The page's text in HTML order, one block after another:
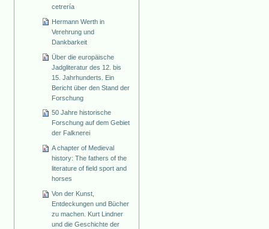
cetrería
Hermann Werth in
Verehrung und
Dankbarkeit
Über die europäische
Jadgliteratur des 12. bis
15. Jahrhunderts. Ein
Bericht über den Stand der
Forschung
50 Jahre historische
Forschung auf dem Gebiet
der Falknerei
A chapter of Medieval
history: The fathers of the
literature of field sport and
horses
Von der Kunst,
Entdeckungen und Bücher
zu machen. Kurt Lindner
und die Geschichte der